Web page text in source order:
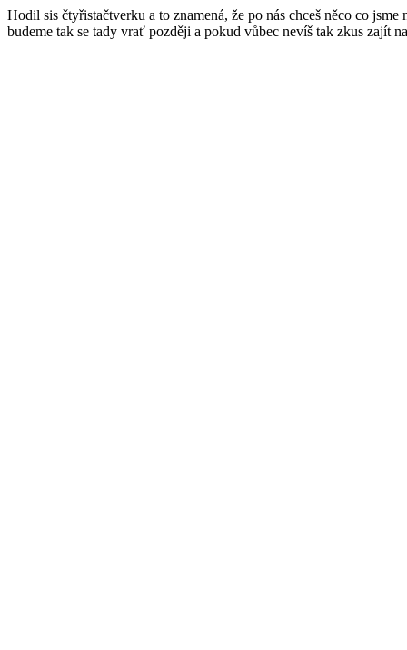
Hodil sis čtyřistačtverku a to znamená, že po nás chceš něco co
budeme tak se tady vrať později a pokud vůbec nevíš tak zkus zajít